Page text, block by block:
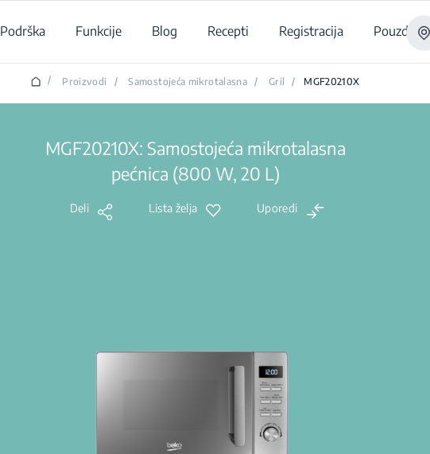
Podrška Funkcije Blog Recepti Registracija Pouzdano
/ Proizvodi / Samostojeća mikrotalasna / Gril / MGF20210X
MGF20210X: Samostojeća mikrotalasna
pećnica (800 W, 20 L)
Deli Lista želja Uporedi